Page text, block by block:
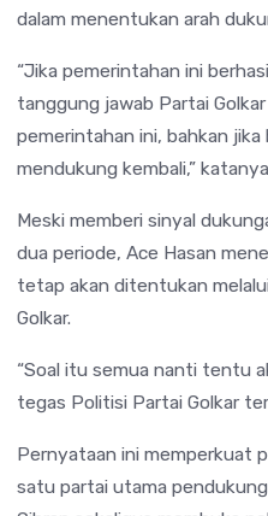
dalam menentukan arah
“Jika pemerintahan ini
tanggung jawab Partai
pemerintahan ini, bahkan
mendukung kembali,”
Meski memberi sinyal
dua periode, Ace Hasan
tetap akan ditentukan
Golkar.
“Soal itu semua nanti tentu
tegas Politisi Partai Golkar
Pernyataan ini memperkuat
satu partai utama